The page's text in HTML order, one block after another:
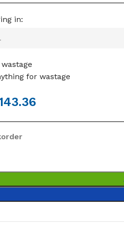
in:
for wastage